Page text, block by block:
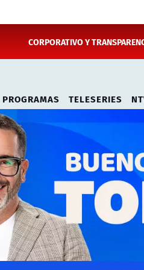
CORPORATIVO Y
PROGRAMAS TELESERIES